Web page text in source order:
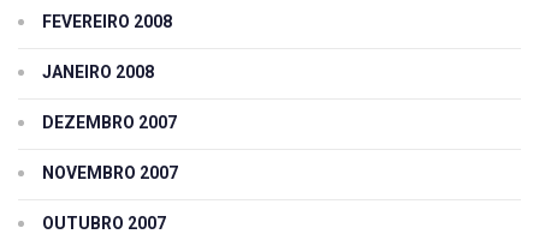
FEVEREIRO 2008
JANEIRO 2008
DEZEMBRO 2007
NOVEMBRO 2007
OUTUBRO 2007